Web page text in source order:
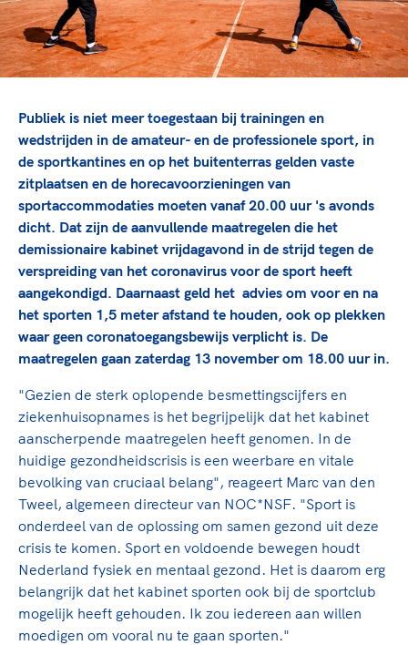
Sportonderzoek
Sportakkoord II
Game Changer
TeamNL kids
Olympische geschiedenis
Nieuwspagina
Columns
Sport gaat niet vanzelf
Sport verenigt. Op sportclubs, pleintjes, tijdens
een rondje fietsen, door samen te skaten of naar
de sportschool te gaan. Door samen te juichen
voor Sifan Hassan, Rico Verhoeven, Diede de
Groot en het Nederlands Elftal. Of met trots te
genieten van de karatewedstrijd van je dochter,
de halve marathon van je moeder of de
hockeywedstrijd van je buurjongen.
Lees verder
Veilige en integere sport
Diversiteit en inclusie
Gezonde sportomgeving
Bekwaam sportkader
Vitale clubs en bestuurlijk kader
Sportmatch
Clubacties
Handboek Wet- en Regelgeving
Opleidingen en trainingen
High5 Stappenplan
Clubondersteuning
Beroepskrachten
Samen voor een veilige
sportomgeving
Voor welk gedrag staat de club? Wat mag wel
langs de lijn, in de kleedkamer, kantine en online?
En wat mag vooral niet? Een gedragscode geeft
hier richting aan en is dus een belangrijk
TeamNL Academie Kalender
Kennisaanbod TeamNL Experts
Olympische Spelen LA28
Paralympische Spelen LA28
Europese Spelen Istanbul 2027
Topsportbeleid
Topsportfinanciering
Maatschappelijke waarde topsport
Top teamsportcompetities
De TeamNL Academie
De TeamNL Academie biedt een leer- en
ontwikkelprogramma voor de volgende functies
binnen TeamNL programma's: experts, coaches,
bestuurders, (technisch) directeuren, managers en
toekomstig kader.
Lees verder
Publiek is niet meer toegestaan bij trainingen en
wedstrijden in de amateur- en de professionele sport, in
de sportkantines en op het buitenterras gelden vaste
zitplaatsen en de horecavoorzieningen van
sportaccommodaties moeten vanaf 20.00 uur 's avonds
dicht. Dat zijn de aanvullende maatregelen die het
demissionaire kabinet vrijdagavond in de strijd tegen de
verspreiding van het coronavirus voor de sport heeft
aangekondigd. Daarnaast geld het advies om voor en na
het sporten 1,5 meter afstand te houden, ook op plekken
waar geen coronatoegangsbewijs verplicht is. De
maatregelen gaan zaterdag 13 november om 18.00 uur in.
"Gezien de sterk oplopende besmettingscijfers en
ziekenhuisopnames is het begrijpelijk dat het kabinet
aanscherpende maatregelen heeft genomen. In de
huidige gezondheidscrisis is een weerbare en vitale
bevolking van cruciaal belang", reageert Marc van den
Tweel, algemeen directeur van NOC*NSF. "Sport is
onderdeel van de oplossing om samen gezond uit deze
crisis te komen. Sport en voldoende bewegen houdt
Nederland fysiek en mentaal gezond. Het is daarom erg
belangrijk dat het kabinet sporten ook bij de sportclub
mogelijk heeft gehouden. Ik zou iedereen aan willen
moedigen om vooral nu te gaan sporten."